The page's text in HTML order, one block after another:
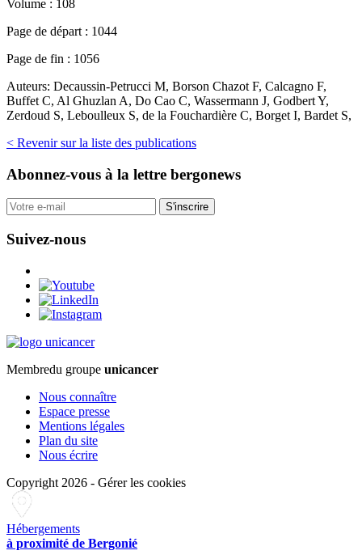
Volume : 108
Page de départ : 1044
Page de fin : 1056
Auteurs: Decaussin-Petrucci M, Borson Chazot F, Calcagno F,
Buffet C, Al Ghuzlan A, Do Cao C, Wassermann J, Godbert Y,
Zerdoud S, Leboulleux S, de la Fouchardière C, Borget I, Bardet S,
< Revenir sur la liste des publications
Abonnez-vous à la lettre bergonews
S'inscrire
Suivez-nous
Membredu groupe unicancer
Nous connaître
Espace presse
Mentions légales
Plan du site
Nous écrire
Copyright 2026 - Gérer les cookies
Hébergements
à proximité de Bergonié